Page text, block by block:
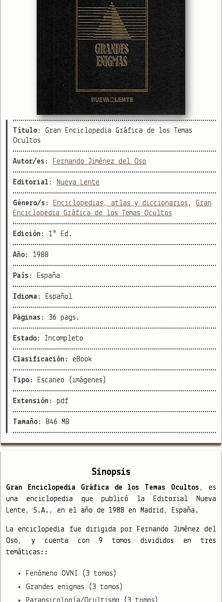
Título: Gran Enciclopedia Gráfica de los Temas
Ocultos
Autor/es: Fernando Jiménez del Oso
Editorial: Nueva Lente
Género/s: Enciclopedias, atlas y diccionarios , Gran
Enciclopedia Gráfica de los Temas Ocultos
Edición: 1° Ed.
Año: 1988
País: España
Idioma: Español
Páginas: 36 pags.
Estado: Incompleto
Clasificación: eBook
Tipo: Escaneo (imágenes)
Extensión: pdf
Tamaño: 846 MB
Sinopsis
Gran Enciclopedia Gráfica de los Temas Ocultos , es
una enciclopedia que publicó la Editorial Nueva
Lente, S.A., en el año de 1988 en Madrid, España.
La enciclopedia fue dirigida por Fernando Jiménez del
Oso, y cuenta con 9 tomos divididos en tres
temáticas::
Fenómeno OVNI (3 tomos)
Grandes enigmas (3 tomos)